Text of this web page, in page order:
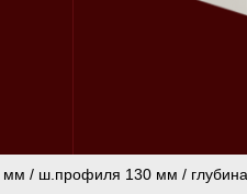
мм / ш.профиля 130 мм /